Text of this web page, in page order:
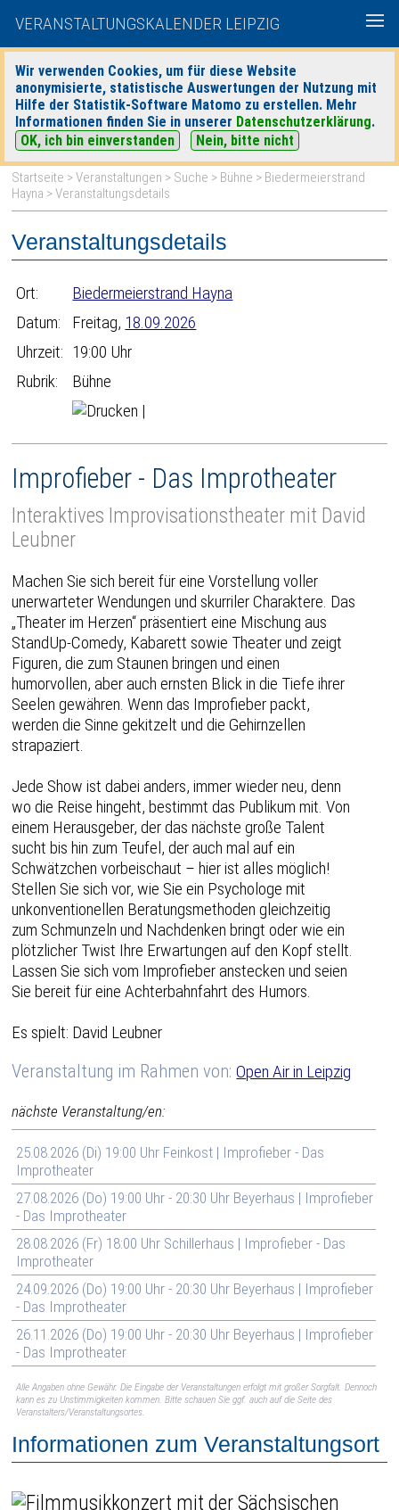
VERANSTALTUNGSKALENDER LEIPZIG
Wir verwenden Cookies, um für diese Website
anonymisierte, statistische Auswertungen der Nutzung mit
Hilfe der Statistik-Software Matomo zu erstellen. Mehr
Informationen finden Sie in unserer Datenschutzerklärung.
OK, ich bin einverstanden
Nein, bitte nicht
heute|morgen| Detaillierte Suche
Startseite >Veranstaltungen > Suche > Bühne > Biedermeierstrand
Hayna > Veranstaltungsdetails
Veranstaltungsdetails
Ort:
Biedermeierstrand Hayna
Datum:
Freitag, 18.09.2026
Uhrzeit: 19:00 Uhr
Rubrik:
Bühne
|
Improfieber - Das Improtheater
Interaktives Improvisationstheater mit David
Leubner
Machen Sie sich bereit für eine Vorstellung voller
unerwarteter Wendungen und skurriler Charaktere. Das
„Theater im Herzen“ präsentiert eine Mischung aus
StandUp-Comedy, Kabarett sowie Theater und zeigt
Figuren, die zum Staunen bringen und einen
humorvollen, aber auch ernsten Blick in die Tiefe ihrer
Seelen gewähren. Wenn das Improfieber packt,
werden die Sinne gekitzelt und die Gehirnzellen
strapaziert.
Jede Show ist dabei anders, immer wieder neu, denn
wo die Reise hingeht, bestimmt das Publikum mit. Von
einem Herausgeber, der das nächste große Talent
sucht bis hin zum Teufel, der auch mal auf ein
Schwätzchen vorbeischaut – hier ist alles möglich!
Stellen Sie sich vor, wie Sie ein Psychologe mit
unkonventionellen Beratungsmethoden gleichzeitig
zum Schmunzeln und Nachdenken bringt oder wie ein
plötzlicher Twist Ihre Erwartungen auf den Kopf stellt.
Lassen Sie sich vom Improfieber anstecken und seien
Sie bereit für eine Achterbahnfahrt des Humors.
Es spielt: David Leubner
Veranstaltung im Rahmen von:Open Air in Leipzig
nächste Veranstaltung/en:
25.08.2026 (Di) 19:00 Uhr Feinkost | Improfieber - Das
Improtheater
27.08.2026 (Do) 19:00 Uhr - 20:30 Uhr Beyerhaus | Improfieber
- Das Improtheater
28.08.2026 (Fr) 18:00 Uhr Schillerhaus | Improfieber - Das
Improtheater
24.09.2026 (Do) 19:00 Uhr - 20:30 Uhr Beyerhaus | Improfieber
- Das Improtheater
26.11.2026 (Do) 19:00 Uhr - 20:30 Uhr Beyerhaus | Improfieber
- Das Improtheater
Alle Angaben ohne Gewähr. Die Eingabe der Veranstaltungen erfolgt mit großer Sorgfalt. Dennoch
kann es zu Unstimmigkeiten kommen. Bitte schauen Sie ggf. auch auf die Seite des
Veranstalters/Veranstaltungsortes.
Informationen zum Veranstaltungsort